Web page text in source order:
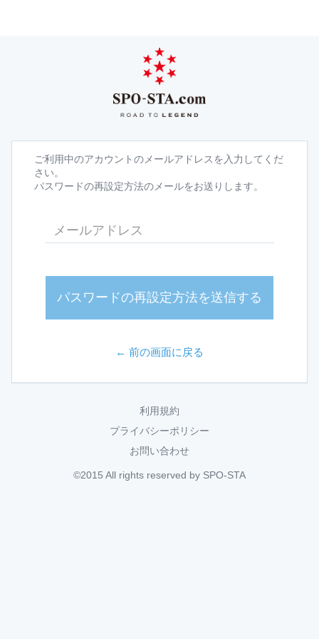
ご利用中のアカウントのメールアドレスを入力してくだ
さい。
パスワードの再設定方法のメールをお送りします。
パスワードの再設定方法を送信する
← 前の画面に戻る
利用規約
プライバシーポリシー
お問い合わせ
©2015 All rights reserved by SPO-STA